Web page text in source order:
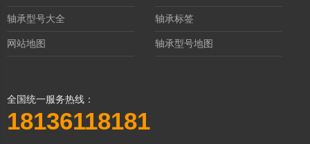
轴承型号大全 轴承标签
网站地图 轴承型号地图
全国统一服务热线：
18136118181